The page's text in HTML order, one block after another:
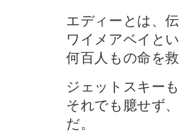
エディーとは、
ワイメアベイと
何百人もの命を
ジェットスキー
それでも臆せず
だ。